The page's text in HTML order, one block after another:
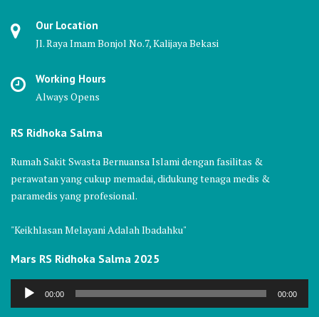
Our Location
Jl. Raya Imam Bonjol No.7, Kalijaya Bekasi
Working Hours
Always Opens
RS Ridhoka Salma
Rumah Sakit Swasta Bernuansa Islami dengan fasilitas &
perawatan yang cukup memadai, didukung tenaga medis &
paramedis yang profesional.
"Keikhlasan Melayani Adalah Ibadahku"
Mars RS Ridhoka Salma 2025
Audio
00:00 00:00